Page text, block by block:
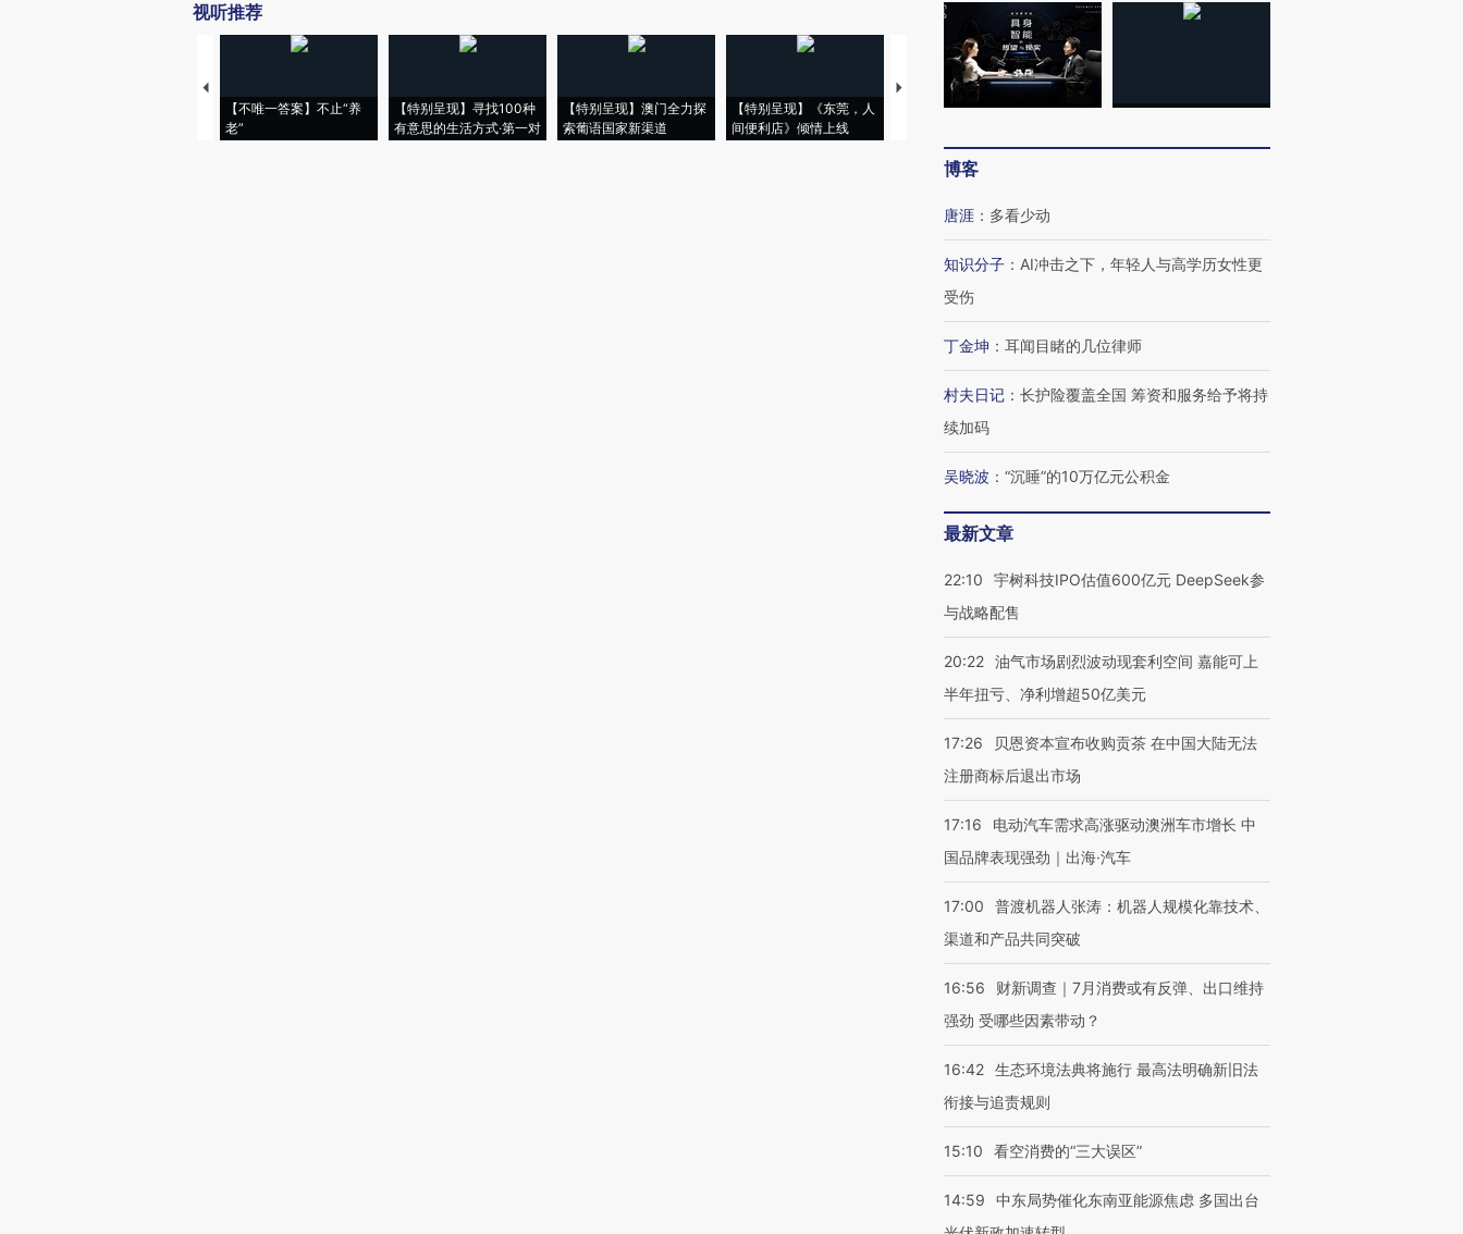
视听推荐
【不唯一答案】不止“养
老”
【特别呈现】寻找100种
有意思的生活方式·第一对
【特别呈现】澳门全力探
索葡语国家新渠道
【特别呈现】《东莞，人
间便利店》倾情上线
【推广】走进第四届链博
会，让数智科技“链”接产
【特别呈现】寻找100种
CFO：不靠规模取胜，华
博客
唐涯 ： 多看少动
知识分子 ： AI冲击之下，年轻人与高学历女性更
受伤
丁金坤 ： 耳闻目睹的几位律师
村夫日记 ： 长护险覆盖全国 筹资和服务给予将持
续加码
吴晓波 ： “沉睡”的10万亿元公积金
最新文章
22:10
宇树科技IPO估值600亿元 DeepSeek参
与战略配售
20:22 油气市场剧烈波动现套利空间 嘉能可上
半年扭亏、净利增超50亿美元
17:26
贝恩资本宣布收购贡茶 在中国大陆无法
注册商标后退出市场
17:16
电动汽车需求高涨驱动澳洲车市增长 中
国品牌表现强劲｜出海·汽车
17:00
普渡机器人张涛：机器人规模化靠技术、
渠道和产品共同突破
16:56
财新调查｜7月消费或有反弹、出口维持
强劲 受哪些因素带动？
16:42 生态环境法典将施行 最高法明确新旧法
衔接与追责规则
15:10 看空消费的“三大误区”
14:59
中东局势催化东南亚能源焦虑 多国出台